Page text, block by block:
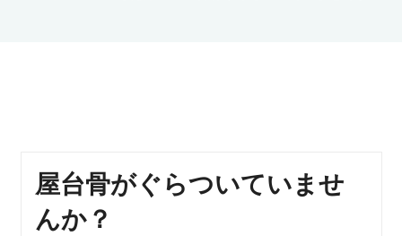
屋台骨がぐらついていませ
んか？